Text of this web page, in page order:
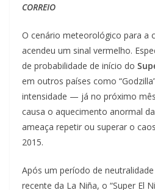
CORREIO
O cenário meteorológico para a
acendeu um sinal vermelho.
de probabilidade de início do
em outros países como
intensidade — já no próximo
causa o aquecimento anormal
ameaça repetir ou superar o
2015.
Após um período de
recente da La Niña, o “Super El